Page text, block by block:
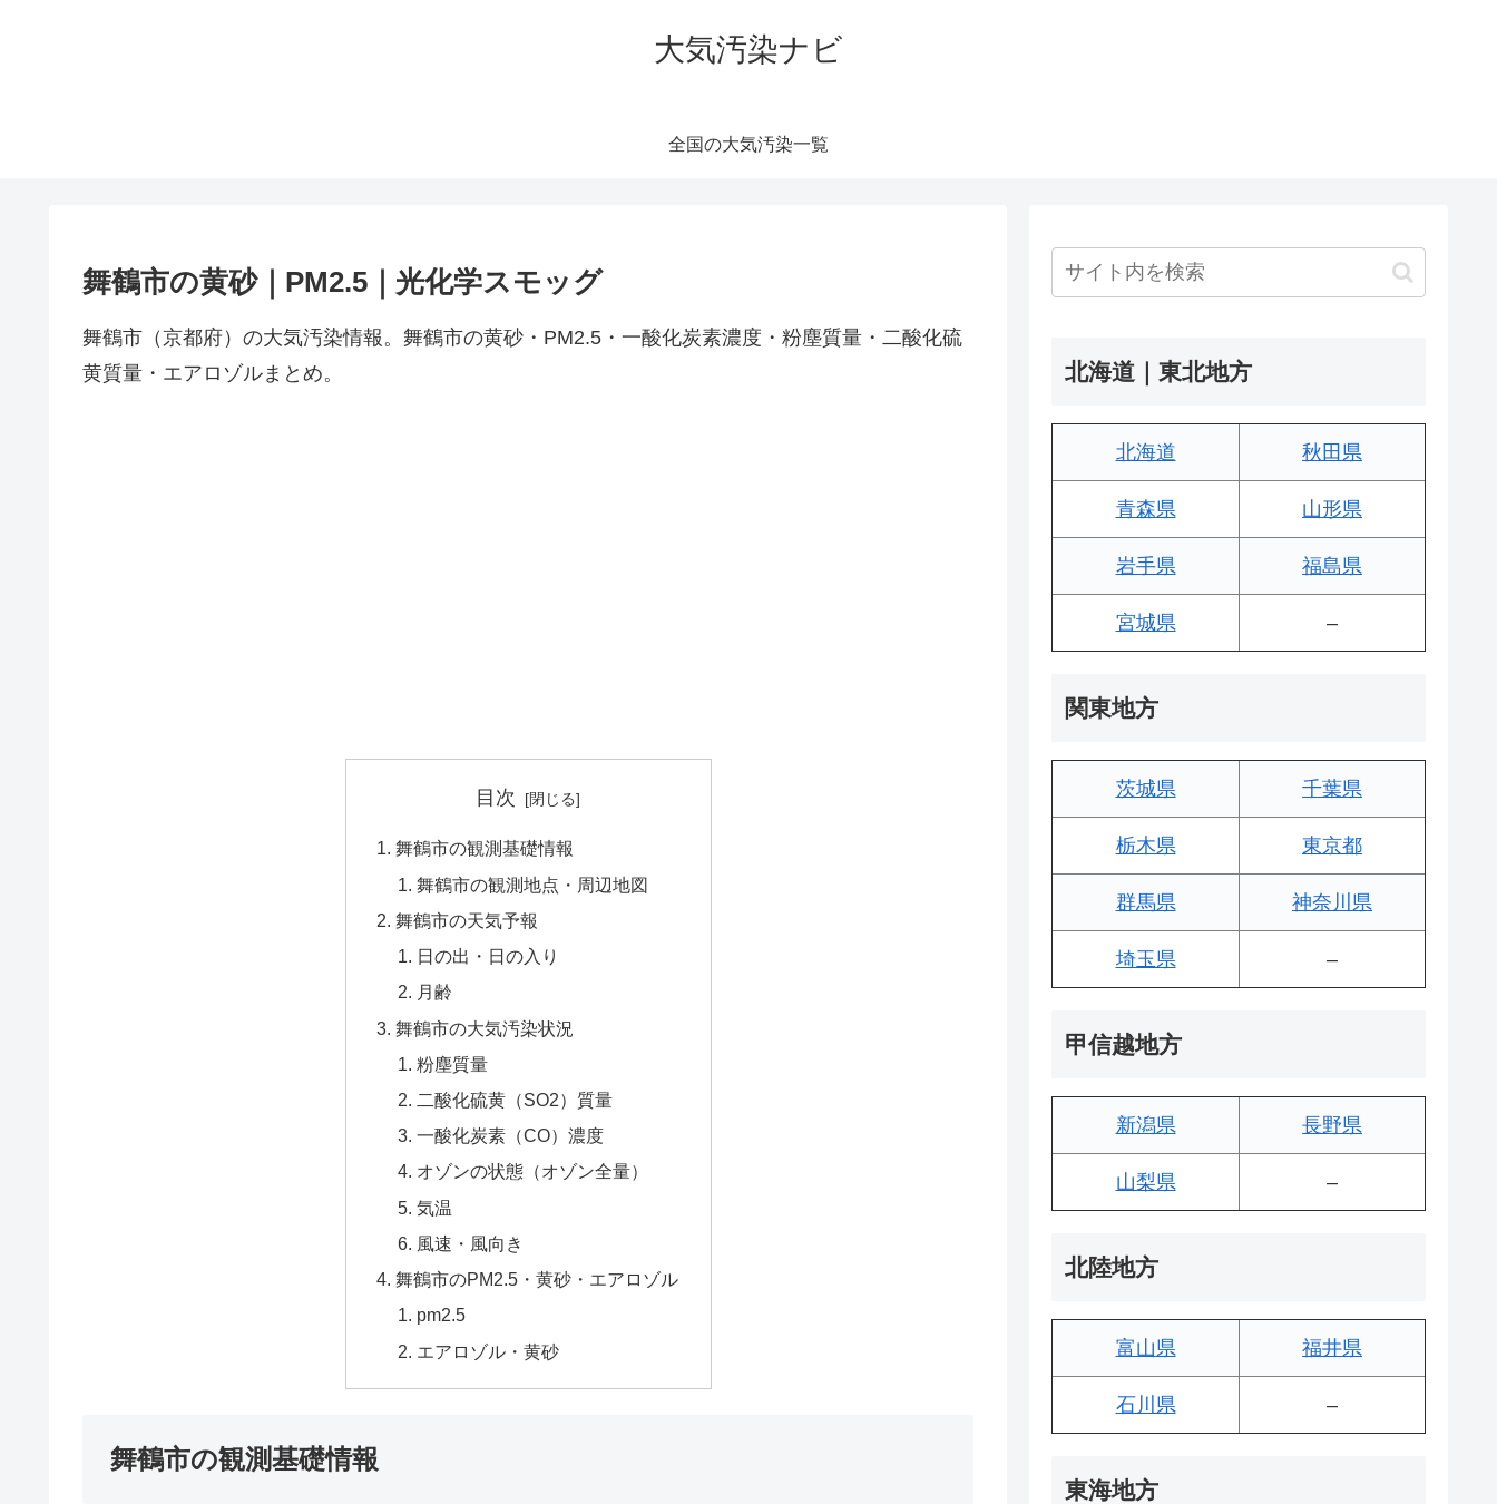
大気汚染ナビ
全国の大気汚染一覧
舞鶴市の黄砂｜PM2.5｜光化学スモッグ
舞鶴市（京都府）の大気汚染情報。舞鶴市の黄砂・PM2.5・一酸化炭素濃度・粉塵質量・二酸化硫
黄質量・エアロゾルまとめ。
目次
舞鶴市の観測基礎情報
舞鶴市の観測地点・周辺地図
舞鶴市の天気予報
日の出・日の入り
月齢
舞鶴市の大気汚染状況
粉塵質量
二酸化硫黄（SO2）質量
一酸化炭素（CO）濃度
オゾンの状態（オゾン全量）
気温
風速・風向き
舞鶴市のPM2.5・黄砂・エアロゾル
pm2.5
エアロゾル・黄砂
舞鶴市の観測基礎情報
北海道｜東北地方
北海道 秋田県
青森県 山形県
岩手県 福島県
宮城県 –
関東地方
茨城県 千葉県
栃木県 東京都
群馬県 神奈川県
埼玉県 –
甲信越地方
新潟県 長野県
山梨県 –
北陸地方
富山県 福井県
石川県 –
東海地方